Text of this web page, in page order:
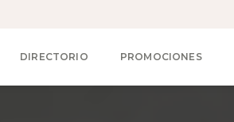
DIRECTORIO PROMOCIONES